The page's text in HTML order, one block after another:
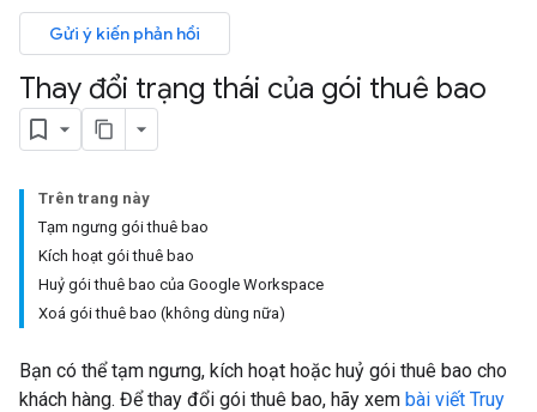
Gửi ý kiến phản hồi
Thay đổi trạng thái của gói thuê bao
Trên trang này
Tạm ngưng gói thuê bao
Kích hoạt gói thuê bao
Huỷ gói thuê bao của Google Workspace
Xoá gói thuê bao (không dùng nữa)
Bạn có thể tạm ngưng, kích hoạt hoặc huỷ gói thuê bao cho
khách hàng. Để thay đổi gói thuê bao, hãy xem bài viết Truy